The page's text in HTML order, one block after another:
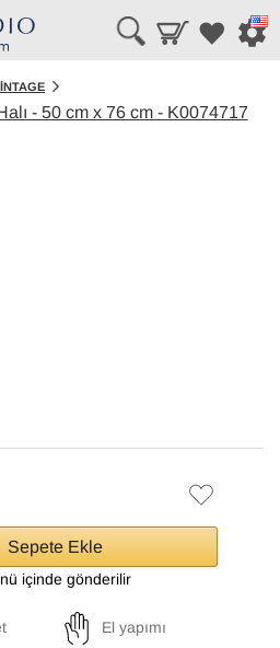
Sepete Ekle
içinde gönderilir
El yapımı